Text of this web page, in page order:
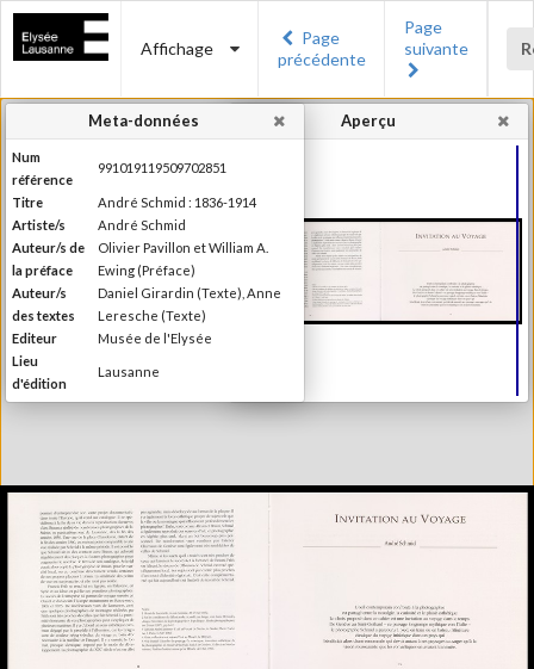
Affichage
Page
précédente
Page
suivante
Aperçu
Meta-données
Num
référence
991019119509702851
Titre
André Schmid : 1836-1914
Artiste/s
André Schmid
Auteur/s de
la préface
Olivier Pavillon et William A.
Ewing (Préface)
Auteur/s
des textes
Daniel Girardin (Texte), Anne
Leresche (Texte)
Editeur
Musée de l'Elysée
Lieu
d'édition
Lausanne
Date
Information
1836-1914", Musée de l'Elysée &
Musée historique, Lausanne, 16
janvier au 1er juin 1998
Catégorie
Monographie
Type de
reliure
Broché
Information
images
Noir & Blanc